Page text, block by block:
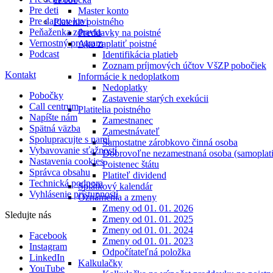
Master konto
Platenie poistného
Preddavky na poistné
Ako zaplatiť poistné
Identifikácia platieb
Zoznam príjmových účtov VšZP pobočiek
Informácie k nedoplatkom
Nedoplatky
Zastavenie starých exekúcii
Platitelia poistného
Zamestnanec
Zamestnávateľ
Samostatne zárobkovo činná osoba
Dobrovoľne nezamestnaná osoba
Poistenec štátu
Platiteľ dividend
Splátkový kalendár
Oznámenia a zmeny
Zmeny od 01. 01. 2026
Zmeny od 01. 01. 2025
Zmeny od 01. 01. 2024
Zmeny od 01. 01. 2023
Odpočítateľná položka
Kalkulačky
Pre deti
Pre darcov krvi
Peňaženka zdravia
Vernostný program
Podcast
Kontakt
Pobočky
Call centrum
Napíšte nám
Spätná väzba
Spolupracujte s nami
Vybavovanie sťažností
Nastavenia cookies
Správca obsahu
Technická podpora
Vyhlásenie prístupnosti
Sledujte nás
Facebook
Instagram
LinkedIn
YouTube